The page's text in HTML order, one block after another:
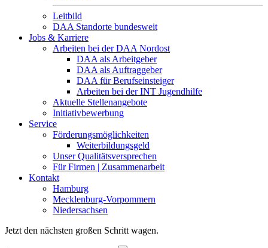
Leitbild
DAA Standorte bundesweit
Jobs & Karriere
Arbeiten bei der DAA Nordost
DAA als Arbeitgeber
DAA als Auftraggeber
DAA für Berufseinsteiger
Arbeiten bei der INT Jugendhilfe
Aktuelle Stellenangebote
Initiativbewerbung
Service
Förderungsmöglichkeiten
Weiterbildungsgeld
Unser Qualitätsversprechen
Für Firmen | Zusammenarbeit
Kontakt
Hamburg
Mecklenburg-Vorpommern
Niedersachsen
Jetzt den nächsten großen Schritt wagen.